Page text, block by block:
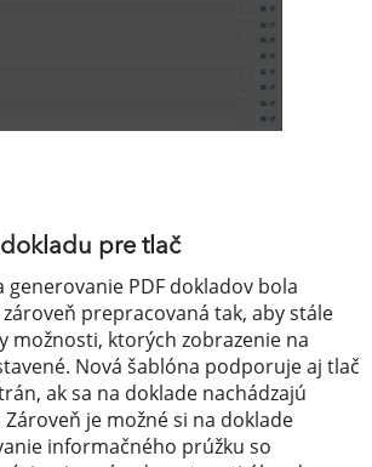
pre tlač
generovanie PDF dokladov bola
prepracovaná tak, aby stále
možnosti, ktorých zobrazenie na
Nová šablóna podporuje aj tlač
ak sa na doklade nachádzajú
je možné si na doklade
informačného prúžku so